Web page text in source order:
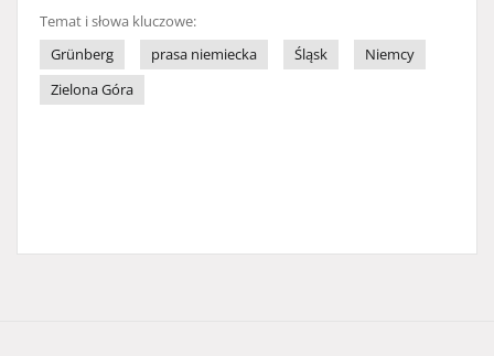
Temat i słowa kluczowe:
Grünberg
prasa niemiecka Śląsk
Niemcy
Zielona Góra